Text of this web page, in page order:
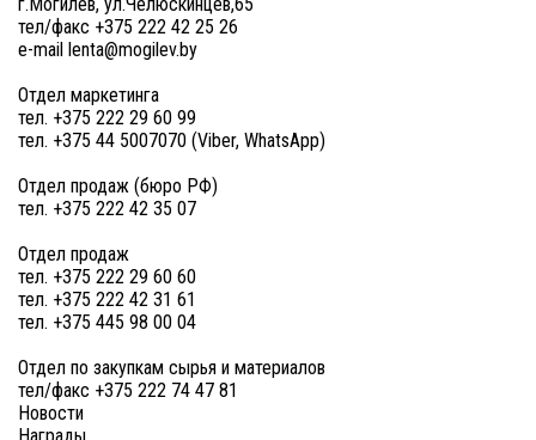
тел/факс +375 222 42 25 26
e-mail lenta@mogilev.by
Отдел маркетинга
тел. +375 222 29 60 99
тел. +375 44 5007070 (Viber, WhatsApp)
Отдел продаж (бюро РФ)
тел. +375 222 42 35 07
Отдел продаж
тел. +375 222 29 60 60
тел. +375 222 42 31 61
тел. +375 445 98 00 04
Отдел по закупкам сырья и материалов
тел/факс +375 222 74 47 81
Новости